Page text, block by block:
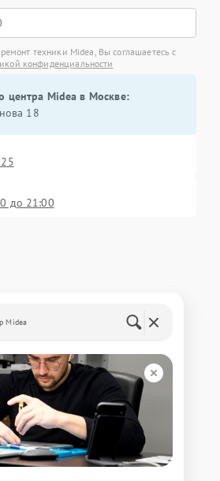
техники Midea, Вы соглашаетесь с
конфиденциальности
центра Midea в Москве:
18
до 21:00
Midea